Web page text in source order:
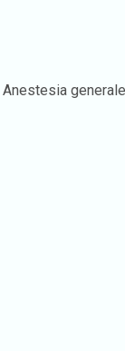
Anestesia generale